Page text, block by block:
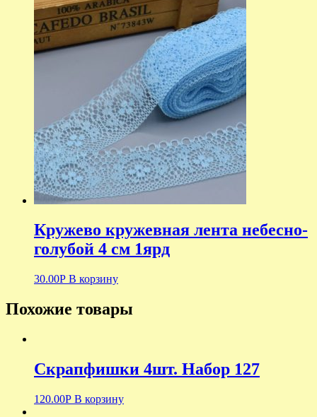
Кружево кружевная лента небесно-
голубой 4 см 1ярд
30.00Р В корзину
Похожие товары
Скрапфишки 4шт. Набор 127
120.00Р В корзину